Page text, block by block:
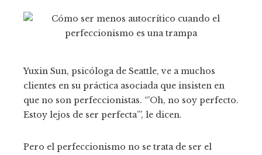
Yuxin Sun, psicóloga de Seattle, ve a muchos
clientes en su práctica asociada que insisten en
que no son perfeccionistas. “’Oh, no soy perfecto.
Estoy lejos de ser perfecta’”, le dicen.
Pero el perfeccionismo no se trata de ser el